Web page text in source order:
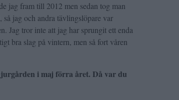
jag fram till 2012 men sedan tog man
jag och andra tävlingslöpare var
Jag tror inte att jag har sprungit ett enda
bra slag på vintern, men så fort våren
i maj förra året. Då var du